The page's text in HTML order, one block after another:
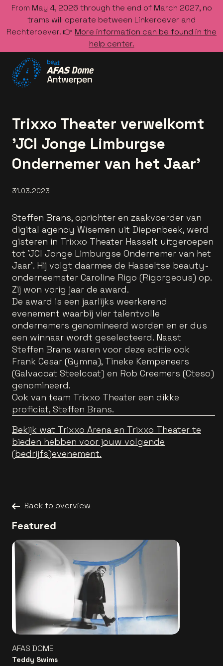
From May 4, 2026 through the end of March 2027, no
trams will operate between Linkeroever and
Rechteroever. 👉 More information can be found in the
help center.
Trixxo Theater verwelkomt
'JCI Jonge Limburgse
Ondernemer van het Jaar'
31.03.2023
Steffen Brans, oprichter en zaakvoerder van
digital agency Wisemen uit Diepenbeek, werd
gisteren in Trixxo Theater Hasselt uitgeroepen
tot 'JCI Jonge Limburgse Ondernemer van het
Jaar'. Hij volgt daarmee de Hasseltse beauty-
onderneemster Caroline Rigo (Rigorgeous) op.
Zij won vorig jaar de award.
De award is een jaarlijks weerkerend
evenement waarbij vier talentvolle
ondernemers genomineerd worden en er dus
een winnaar wordt geselecteerd. Naast
Steffen Brans waren voor deze editie ook
Frank Cesar (Gymna), Tineke Kempeneers
(Galvacoat Steelcoat) en Rob Creemers (Cteso)
genomineerd.
Ook van team Trixxo Theater een dikke
proficiat, Steffen Brans.
Bekijk wat Trixxo Arena en Trixxo Theater te
bieden hebben voor jouw volgende
(bedrijfs)evenement.
Back to overview
Featured
AFAS DOME
Teddy Swims